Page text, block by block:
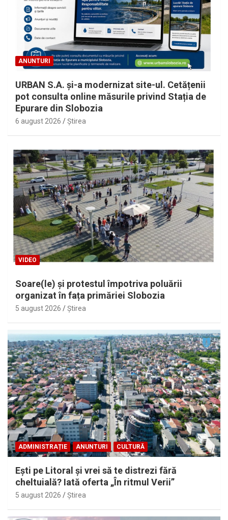
ANUNTURI
URBAN S.A. și-a modernizat site-ul. Cetățenii
pot consulta online măsurile privind Stația de
Epurare din Slobozia
6 august 2026 Ştirea
VIDEO
Soare(le) și protestul împotriva poluării
organizat în fața primăriei Slobozia
5 august 2026 Ştirea
ADMINISTRAȚIE ANUNTURI CULTURĂ
Eşti pe Litoral şi vrei să te distrezi fără
cheltuială? Iată oferta „În ritmul Verii”
5 august 2026 Ştirea